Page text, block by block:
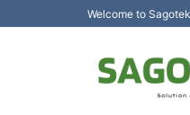
qua
Welcome to